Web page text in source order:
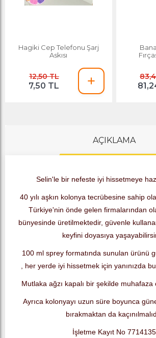
Hagiki Cep Telefonu Şarj
Askısı
12,50 TL
7,50 TL
AÇIKLAMA
Selin'le bir nefeste iyi hissetmeye
40 yılı aşkın kolonya tecrübesine sahip
Türkiye'nin önde gelen firmalarından
bünyesinde üretilmektedir, güvenle
keyfini doyasıya
100 ml sprey formatında sunulan ürünü
, her yerde iyi hissetmek için yanınızda
Mutlaka ağzı kapalı bir şekilde
Ayrıca kolonyayı uzun süre boyunca
bırakmaktan da
İşletme Kayıt No 7714135